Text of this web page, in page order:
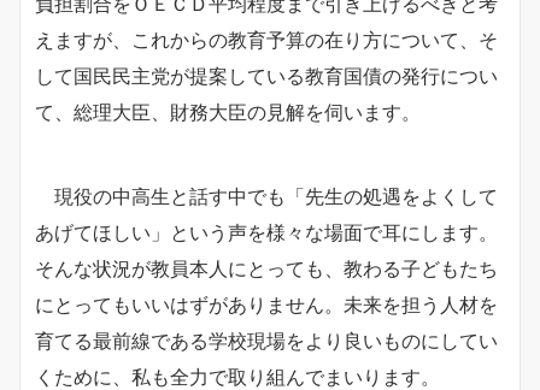
負担割合をＯＥＣＤ平均程度まで引き上げるべきと考
えますが、これからの教育予算の在り方について、そ
して国民民主党が提案している教育国債の発行につい
て、総理大臣、財務大臣の見解を伺います。
現役の中高生と話す中でも「先生の処遇をよくして
あげてほしい」という声を様々な場面で耳にします。
そんな状況が教員本人にとっても、教わる子どもたち
にとってもいいはずがありません。未来を担う人材を
育てる最前線である学校現場をより良いものにしてい
くために、私も全力で取り組んでまいります。